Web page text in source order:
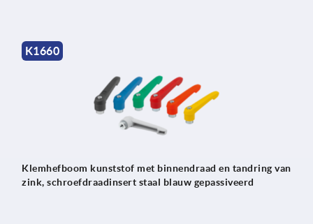
K1660
Klemhefboom kunststof met binnendraad en tandring van
zink, schroefdraadinsert staal blauw gepassiveerd